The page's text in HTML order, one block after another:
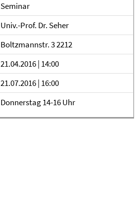
Seminar
Univ.-Prof. Dr. Seher
Boltzmannstr. 3 2212
21.04.2016 | 14:00
21.07.2016 | 16:00
Donnerstag 14-16 Uhr